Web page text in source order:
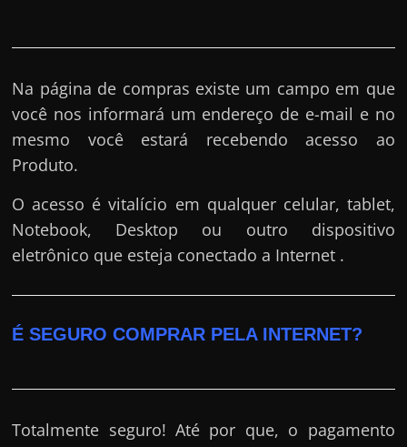
Na página de compras existe um campo em que
você nos informará um endereço de e-mail e no
mesmo você estará recebendo acesso ao
Produto.
O acesso é vitalício em qualquer celular, tablet,
Notebook, Desktop ou outro dispositivo
eletrônico que esteja conectado a Internet .
É SEGURO COMPRAR PELA INTERNET?
Totalmente seguro! Até por que, o pagamento